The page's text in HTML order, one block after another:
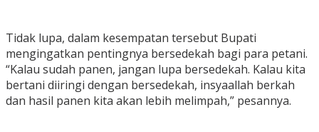
Tidak lupa, dalam kesempatan tersebut Bupati
mengingatkan pentingnya bersedekah bagi para petani.
“Kalau sudah panen, jangan lupa bersedekah. Kalau kita
bertani diiringi dengan bersedekah, insyaallah berkah
dan hasil panen kita akan lebih melimpah,” pesannya.